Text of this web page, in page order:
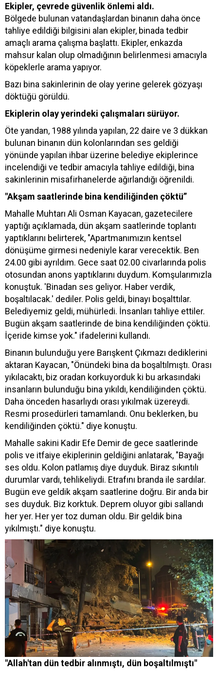
Ekipler, çevrede güvenlik önlemi aldı.
Bölgede bulunan vatandaşlardan binanın daha önce
tahliye edildiği bilgisini alan ekipler, binada tedbir
amaçlı arama çalışma başlattı. Ekipler, enkazda
mahsur kalan olup olmadığının belirlenmesi amacıyla
köpeklerle arama yapıyor.
Bazı bina sakinlerinin de olay yerine gelerek gözyaşı
döktüğü görüldü.
Ekiplerin olay yerindeki çalışmaları sürüyor.
Öte yandan, 1988 yılında yapılan, 22 daire ve 3 dükkan
bulunan binanın dün kolonlarından ses geldiği
yönünde yapılan ihbar üzerine belediye ekiplerince
incelendiği ve tedbir amacıyla tahliye edildiği, bina
sakinlerinin misafirhanelerde ağırlandığı öğrenildi.
"Akşam saatlerinde bina kendiliğinden çöktü”
Mahalle Muhtarı Ali Osman Kayacan, gazetecilere
yaptığı açıklamada, dün akşam saatlerinde toplantı
yaptıklarını belirterek, "Apartmanımızın kentsel
dönüşüme girmesi nedeniyle karar verecektik. Ben
24.00 gibi ayrıldım. Gece saat 02.00 civarlarında polis
otosundan anons yaptıklarını duydum. Komşularımızla
konuştuk. 'Binadan ses geliyor. Haber verdik,
boşaltılacak.' dediler. Polis geldi, binayı boşalttılar.
Belediyemiz geldi, mühürledi. İnsanları tahliye ettiler.
Bugün akşam saatlerinde de bina kendiliğinden çöktü.
İçeride kimse yok." ifadelerini kullandı.
Binanın bulunduğu yere Barışkent Çıkmazı dediklerini
aktaran Kayacan, "Önündeki bina da boşaltılmıştı. Orası
yıkılacaktı, biz oradan korkuyorduk ki bu arkasındaki
insanların bulunduğu bina yıkıldı, kendiliğinden çöktü.
Daha önceden hasarlıydı orası yıkılmak üzereydi.
Resmi prosedürleri tamamlandı. Onu beklerken, bu
kendiliğinden çöktü." diye konuştu.
Mahalle sakini Kadir Efe Demir de gece saatlerinde
polis ve itfaiye ekiplerinin geldiğini anlatarak, "Bayağı
ses oldu. Kolon patlamış diye duyduk. Biraz sıkıntılı
durumlar vardı, tehlikeliydi. Etrafını branda ile sardılar.
Bugün eve geldik akşam saatlerine doğru. Bir anda bir
ses duyduk. Biz korktuk. Deprem oluyor gibi sallandı
her yer. Her yer toz duman oldu. Bir geldik bina
yıkılmıştı." diye konuştu.
"Allah'tan dün tedbir alınmıştı, dün boşaltılmıştı"